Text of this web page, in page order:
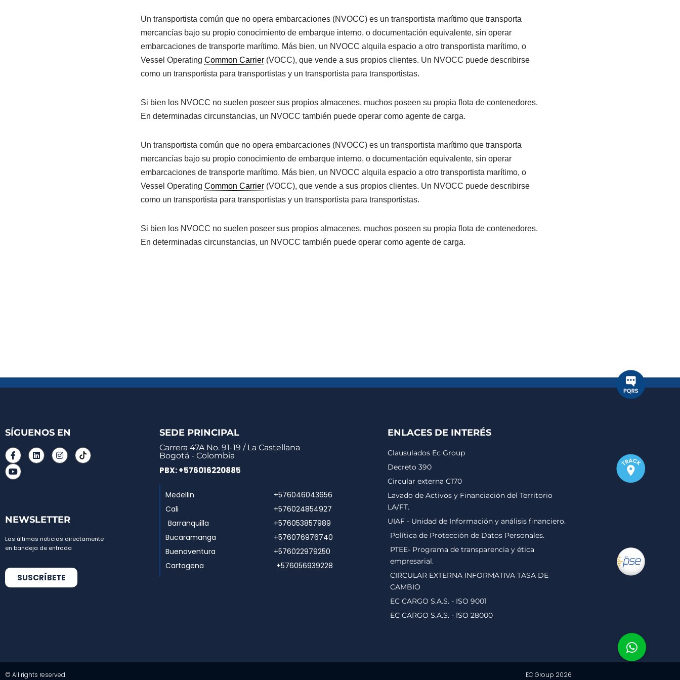
Un transportista común que no opera embarcaciones (NVOCC) es un transportista marítimo que transporta
mercancías bajo su propio conocimiento de embarque interno, o documentación equivalente, sin operar
embarcaciones de transporte marítimo. Más bien, un NVOCC alquila espacio a otro transportista marítimo, o
Vessel Operating Common Carrier(VOCC), que vende a sus propios clientes. Un NVOCC puede describirse
como un transportista para transportistas y un transportista para transportistas.
Si bien los NVOCC no suelen poseer sus propios almacenes, muchos poseen su propia flota de contenedores.
En determinadas circunstancias, un NVOCC también puede operar como agente de carga.
Un transportista común que no opera embarcaciones (NVOCC) es un transportista marítimo que transporta
mercancías bajo su propio conocimiento de embarque interno, o documentación equivalente, sin operar
embarcaciones de transporte marítimo. Más bien, un NVOCC alquila espacio a otro transportista marítimo, o
Vessel Operating Common Carrier(VOCC), que vende a sus propios clientes. Un NVOCC puede describirse
como un transportista para transportistas y un transportista para transportistas.
Si bien los NVOCC no suelen poseer sus propios almacenes, muchos poseen su propia flota de contenedores.
En determinadas circunstancias, un NVOCC también puede operar como agente de carga.
SÍGUENOS EN
NEWSLETTER
Las últimas noticias directamente
en bandeja de entrada
SUSCRÍBETE
SEDE PRINCIPAL
Carrera 47A No. 91-19 / La Castellana
Bogotá - Colombia
PBX: +576016220885
Medellin
Cali
Barranquilla
Bucaramanga
Buenaventura
Cartagena
+576046043656
+576024854927
+576053857989
+576076976740
+576022979250
+576056939228
ENLACES DE INTERÉS
Clausulados Ec Group
Decreto 390
Circular externa C170
Lavado de Activos y Financiación del Territorio
LA/FT.
UIAF - Unidad de Información y análisis financiero.
Política de Protección de Datos Personales.
PTEE- Programa de transparencia y ética
empresarial.
CIRCULAR EXTERNA INFORMATIVA TASA DE
CAMBIO
EC CARGO S.A.S. - ISO 9001
EC CARGO S.A.S. - ISO 28000
© All rights reserved EC Group 2026